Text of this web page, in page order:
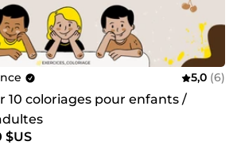
5,0 (6)
10 coloriages pour enfants /
$US